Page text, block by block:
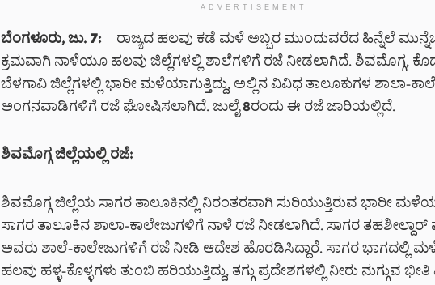
ADVERTISEMENT
ಬೆಂಗಳೂರು, ಜು. 7:
ರಾಜ್ಯದ ಹಲವು ಕಡೆ ಮಳೆ ಅಬ್ಬರ ಮುಂದುವರೆದ ಹಿನ್ನೆಲೆ
ಕ್ರಮವಾಗಿ ನಾಳೆಯೂ ಹಲವು ಜಿಲ್ಲೆಗಳಲ್ಲಿ ಶಾಲೆಗಳಿಗೆ ರಜೆ ನೀಡಲಾಗಿದೆ. ಶಿವಮೊಗ್ಗ,
ಬೆಳಗಾವಿ ಜಿಲ್ಲೆಗಳಲ್ಲಿ ಭಾರೀ ಮಳೆಯಾಗುತ್ತಿದ್ದು, ಅಲ್ಲಿನ ವಿವಿಧ ತಾಲೂಕುಗಳ ಶಾಲಾ-
ಅಂಗನವಾಡಿಗಳಿಗೆ ರಜೆ ಘೋಷಿಸಲಾಗಿದೆ. ಜುಲೈ 8ರಂದು ಈ ರಜೆ ಜಾರಿಯಲ್ಲಿದೆ.
ಶಿವಮೊಗ್ಗ ಜಿಲ್ಲೆಯಲ್ಲಿ ರಜೆ:
ಶಿವಮೊಗ್ಗ ಜಿಲ್ಲೆಯ ಸಾಗರ ತಾಲೂಕಿನಲ್ಲಿ ನಿರಂತರವಾಗಿ ಸುರಿಯುತ್ತಿರುವ ಭಾರೀ
ಸಾಗರ ತಾಲೂಕಿನ ಶಾಲಾ-ಕಾಲೇಜುಗಳಿಗೆ ನಾಳೆ ರಜೆ ನೀಡಲಾಗಿದೆ. ಸಾಗರ ತಹಶೀಲ್ದಾರ್
ಅವರು ಶಾಲೆ-ಕಾಲೇಜುಗಳಿಗೆ ರಜೆ ನೀಡಿ ಆದೇಶ ಹೊರಡಿಸಿದ್ದಾರೆ. ಸಾಗರ ಭಾಗದಲ್ಲಿ
ಹಲವು ಹಳ್ಳ-ಕೊಳ್ಳಗಳು ತುಂಬಿ ಹರಿಯುತ್ತಿದ್ದು, ತಗ್ಗು ಪ್ರದೇಶಗಳಲ್ಲಿ ನೀರು ನುಗ್ಗುವ